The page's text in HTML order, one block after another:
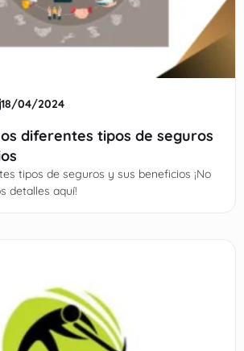
18/04/2024
diferentes tipos de seguros
tipos de seguros y sus beneficios ¡No
detalles aquí!